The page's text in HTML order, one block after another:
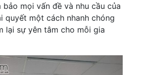
mọi vấn đề và nhu cầu của
quyết một cách nhanh chóng
lại sự yên tâm cho mỗi gia